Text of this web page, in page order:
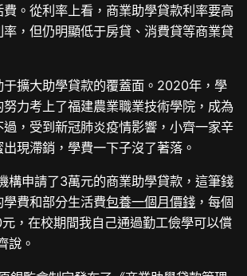
。從利率上看，商業助學貸款利率要高
，但仍明顯低于房貸、消費貸等商業貸
于擴大助學貸款的覆蓋面。2020年，學
力考上了福建農業職業技術學院，成為
，受到新冠肺炎疫情影響，小齊一家辛
現滯銷，學費一下子沒了著落。
構申請了3萬元的商業助學貸款，這筆錢
費和部分生活費包養一個月價錢 ，每個
，在校期間我自己通過勤工儉學可以償
說。